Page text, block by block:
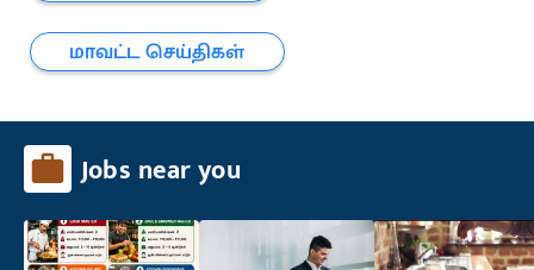
மாவட்ட செய்திகள்
Jobs near you